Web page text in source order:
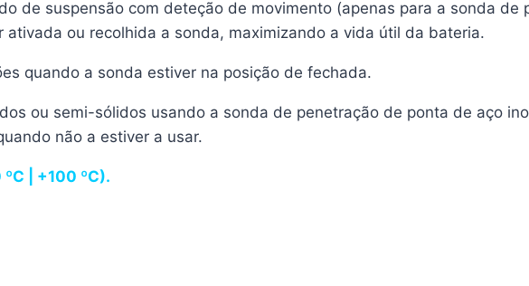
de suspensão com deteção de movimento (apenas para a sonda de
ou recolhida a sonda, maximizando a vida útil da bateria.
quando a sonda estiver na posição de fechada.
ou semi-sólidos usando a sonda de penetração de ponta de aço
não a estiver a usar.
| +100 ºC).